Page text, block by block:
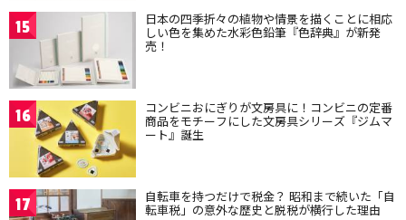
15 日本の四季折々の植物や情景を描くことに相応
しい色を集めた水彩色鉛筆『色辞典』が新発
売！
16 コンビニおにぎりが文房具に！コンビニの定番
商品をモチーフにした文房具シリーズ『ジムマ
ート』誕生
17 自転車を持つだけで税金？ 昭和まで続いた「自
転車税」の意外な歴史と脱税が横行した理由